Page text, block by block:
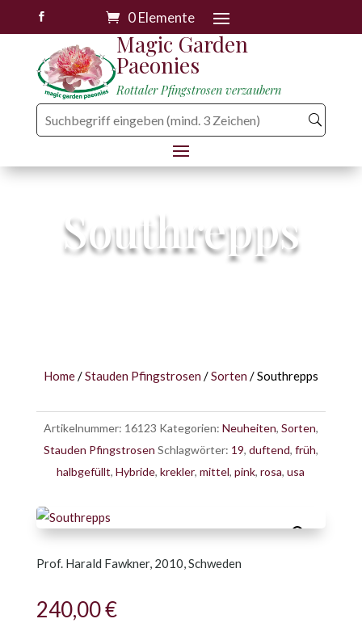
 0 Elemente
Magic Garden
Paeonies
Rottaler Pfingstrosen verzaubern
Southrepps
Home/Stauden Pfingstrosen /Sorten / Southrepps
Artikelnummer: 16123 Kategorien: Neuheiten, Sorten,
Stauden Pfingstrosen Schlagwörter: 19, duftend, früh,
halbgefüllt,Hybride,krekler,mittel,pink,rosa,usa
Prof. Harald Fawkner, 2010, Schweden
240,00€